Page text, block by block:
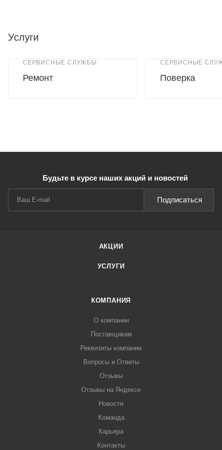
Услуги
СЕРВИСНЫЕ СЛУЖБЫ
Ремонт
СЕРВИСНЫЕ
Поверка
Будьте в курсе наших акций и новостей
Подписаться
АКЦИИ
УСЛУГИ
КОМПАНИЯ
О компании
Поставщикам
Реквизиты компании
Вопросы и Ответы
Отзывы
Отзывы на Яндексе
Новости
Команда
Карьера
Контакты